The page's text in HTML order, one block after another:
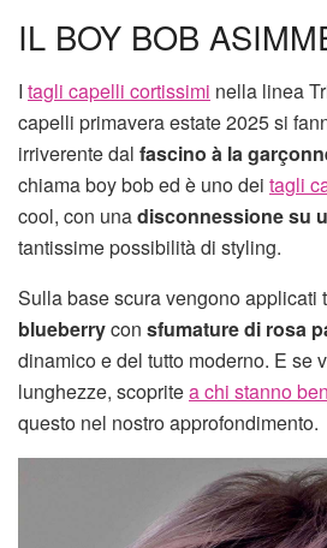
IL BOY BOB
I tagli capelli cortissimi nella linea
capelli primavera estate 2025 si
irriverente dal fascino à la
chiama boy bob ed è uno dei tagli
cool, con unadisconnessione su
tantissime possibilità di styling.
Sulla base scura vengono applicati
blueberrycon sfumature di rosa
dinamico e del tutto moderno. E se
lunghezze, scopritea chi stanno
questo nel nostro approfondimento.